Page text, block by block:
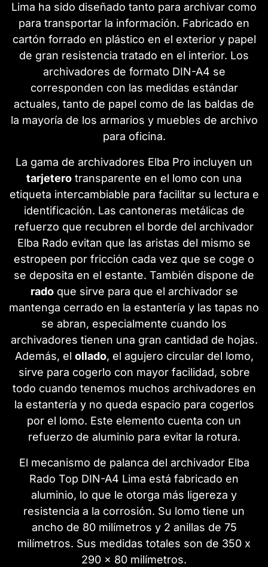
Lima ha sido diseñado tanto para archivar como
para transportar la información. Fabricado en
cartón forrado en plástico en el exterior y papel
de gran resistencia tratado en el interior. Los
archivadores de formato DIN-A4 se
corresponden con las medidas estándar
actuales, tanto de papel como de las baldas de
la mayoría de los armarios y muebles de archivo
para oficina.
La gama de archivadores Elba Pro incluyen un
tarjetero transparente en el lomo con una
etiqueta intercambiable para facilitar su lectura e
identificación. Las cantoneras metálicas de
refuerzo que recubren el borde del archivador
Elba Rado evitan que las aristas del mismo se
estropeen por fricción cada vez que se coge o
se deposita en el estante. También dispone de
radoque sirve para que el archivador se
mantenga cerrado en la estantería y las tapas no
se abran, especialmente cuando los
archivadores tienen una gran cantidad de hojas.
Además, el ollado, el agujero circular del lomo,
sirve para cogerlo con mayor facilidad, sobre
todo cuando tenemos muchos archivadores en
la estantería y no queda espacio para cogerlos
por el lomo. Este elemento cuenta con un
refuerzo de aluminio para evitar la rotura.
El mecanismo de palanca del archivador Elba
Rado Top DIN-A4 Lima está fabricado en
aluminio, lo que le otorga más ligereza y
resistencia a la corrosión. Su lomo tiene un
ancho de 80 milímetros y 2 anillas de 75
milímetros. Sus medidas totales son de 350 x
290 x 80 milímetros.